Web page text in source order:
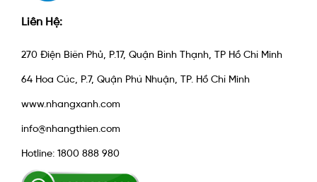
Liên Hệ:
270 Điện Biên Phủ, P.17, Quận Bình Thạnh, TP Hồ Chí Minh
64 Hoa Cúc, P.7, Quận Phú Nhuận, TP. Hồ Chí Minh
www.nhangxanh.com
info@nhangthien.com
Hotline: 1800 888 980